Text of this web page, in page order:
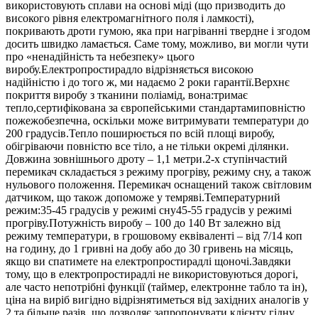
використовують сплави на основі міді (що призводить до
високого рівня електромагнітного поля і ламкості),
покривають дроти гумою, яка при нагріванні твердне і згодом
досить швидко ламається. Саме тому, можливо, ви могли чути
про «ненадійність та небезпеку» цього
виробу.Електропростирадло відрізняється високою
надійністю і до того ж, ми надаємо 2 роки гарантії.Верхнє
покриття виробу з тканини поліамід, вона:тримає
тепло,сертифікована за європейськими стандартамиповністю
пожежобезпечна, оскільки може витримувати температури до
200 градусів.Тепло поширюється по всій площі виробу,
обігріваючи повністю все тіло, а не тільки окремі ділянки.
Довжина зовнішнього дроту – 1,1 метри.2-х ступінчастий
перемикач складається з режиму прогріву, режиму сну, а також
нульового положення. Перемикач оснащений також світловим
датчиком, що також допоможе у темряві.Температурний
режим:35-45 градусів у режимі сну45-55 градусів у режимі
прогріву.Потужність виробу – 100 до 140 Вт залежно від
режиму температури, в грошовому еквіваленті – від 7/14 коп
на годину, до 1 гривні на добу або до 30 гривень на місяць,
якщо ви спатимете на електропростирадлі щоночі.Завдяки
тому, що в електропростирадлі не використовуються дорогі,
але часто непотрібні функції (таймер, електронне табло та ін),
ціна на виріб вигідно відрізнятиметься від західних аналогів у
2 та більше разів, що дозволяє запропонувати клієнту гідну